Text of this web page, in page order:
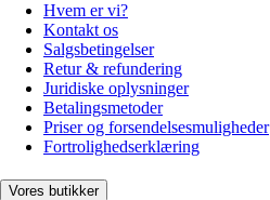
Hvem er vi?
Kontakt os
Salgsbetingelser
Retur & refundering
Juridiske oplysninger
Betalingsmetoder
Priser og forsendelsesmuligheder
Fortrolighedserklæring
Vores butikker